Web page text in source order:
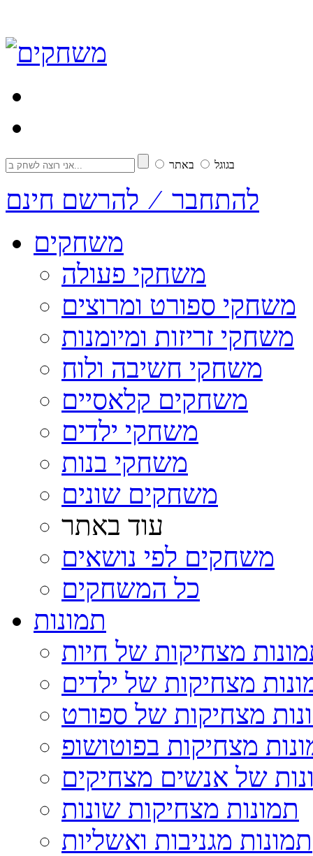
בגוגל באתר
להתחבר ⁄ להרשם חינם
משחקים
משחקי פעולה
משחקי ספורט ומרוצים
משחקי זריזות ומיומנות
משחקי חשיבה ולוח
משחקים קלאסיים
משחקי ילדים
משחקי בנות
משחקים שונים
עוד באתר
משחקים לפי נושאים
כל המשחקים
תמונות
מצחיקות של חיות
מצחיקות של ילדים
מצחיקות של ספורט
מצחיקות בפוטושופ
של אנשים מצחיקים
תמונות מצחיקות שונות
תמונות מגניבות ואשליות